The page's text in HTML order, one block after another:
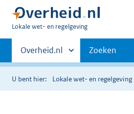
U
hier:
Lokale wet- en regelgeving
Primaire
navigatie
Andere
sites
binnen
Overheid.nl Zoeken
U bent hier: Lokale wet- en regelgeving